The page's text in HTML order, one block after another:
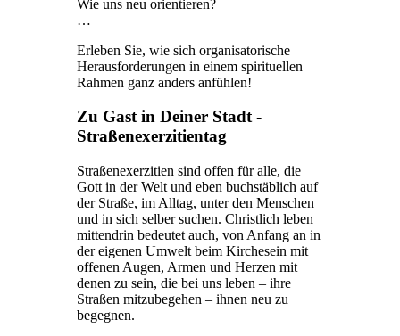
Wie uns neu orientieren?
…
Erleben ‎Sie, wie sich organisatorische
‎Herausforderungen in einem spirituellen
Rahmen ganz anders anfühlen!‎
Zu Gast in Deiner Stadt -
Straßenexerzitientag
Straßenexerzitien sind offen für alle, die
Gott in der Welt und eben buchstäblich auf
der Straße, im Alltag, unter den Menschen
und in sich selber suchen. Christlich leben
mittendrin bedeutet auch, von Anfang an in
der eigenen Umwelt beim Kirchesein mit
offenen Augen, Armen und Herzen mit
denen zu sein, die bei uns leben – ihre
Straßen mitzubegehen – ihnen neu zu
begegnen.